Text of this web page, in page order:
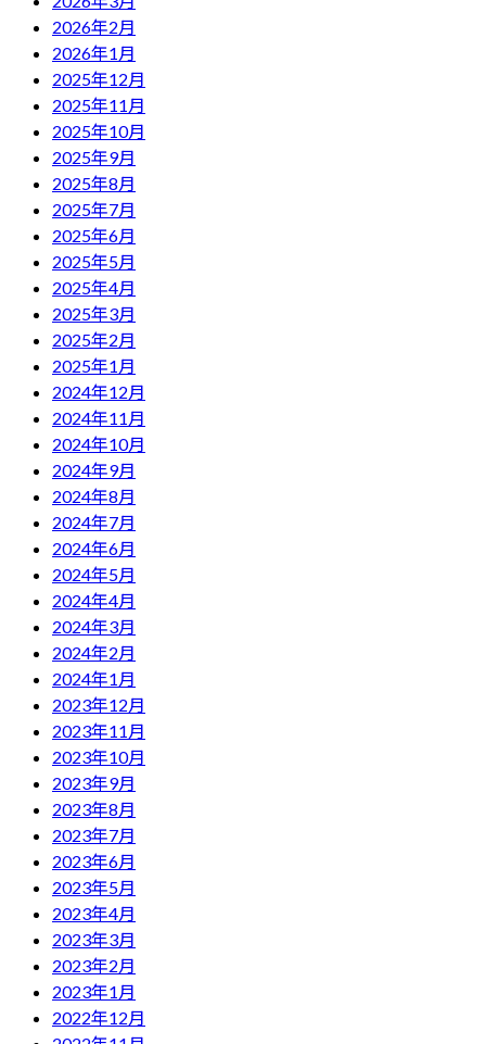
2026年2月
2026年1月
2025年12月
2025年11月
2025年10月
2025年9月
2025年8月
2025年7月
2025年6月
2025年5月
2025年4月
2025年3月
2025年2月
2025年1月
2024年12月
2024年11月
2024年10月
2024年9月
2024年8月
2024年7月
2024年6月
2024年5月
2024年4月
2024年3月
2024年2月
2024年1月
2023年12月
2023年11月
2023年10月
2023年9月
2023年8月
2023年7月
2023年6月
2023年5月
2023年4月
2023年3月
2023年2月
2023年1月
2022年12月